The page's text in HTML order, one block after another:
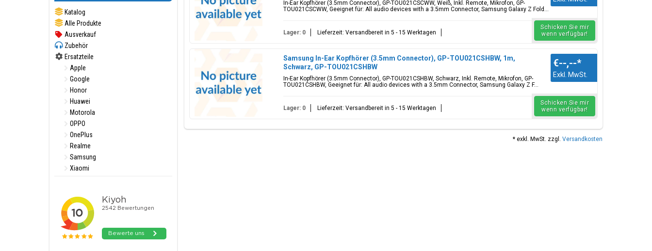
Katalog
Alle Produkte
Ausverkauf
Zubehör
Ersatzteile
Apple
Google
Honor
Huawei
Motorola
OPPO
OnePlus
Realme
Samsung
Xiaomi
In-Ear Kopfhörer (3.5mm Connector), GP-TOU021CSCWW, Weiß, Inkl. Remote, Mikrofon, GP-
TOU021CSCWW, Geeignet für: All audio devices with a 3.5mm Connector, Samsung Galaxy Z Fold...
Lager: 0 Lieferzeit: Versandbereit in 5 - 15 Werktagen
Schicken Sie mir
wenn verfügbar!
Samsung In-Ear Kopfhörer (3.5mm Connector), GP-TOU021CSHBW, 1m,
Schwarz, GP-TOU021CSHBW
In-Ear Kopfhörer (3.5mm Connector), GP-TOU021CSHBW, Schwarz, Inkl. Remote, Mikrofon, GP-
TOU021CSHBW, Geeignet für: All audio devices with a 3.5mm Connector, Samsung Galaxy Z F...
€--,--*
Exkl. MwSt.
Lager: 0 Lieferzeit: Versandbereit in 5 - 15 Werktagen
Schicken Sie mir
wenn verfügbar!
* exkl. MwSt. zzgl. Versandkosten